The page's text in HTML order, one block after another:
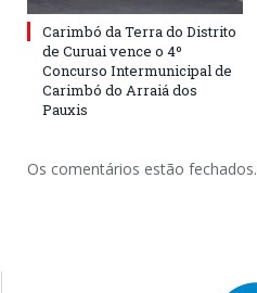
Carimbó da Terra do Distrito
de Curuai vence o 4º
Concurso Intermunicipal de
Carimbó do Arraiá dos
Pauxis
Os comentários estão fechados.